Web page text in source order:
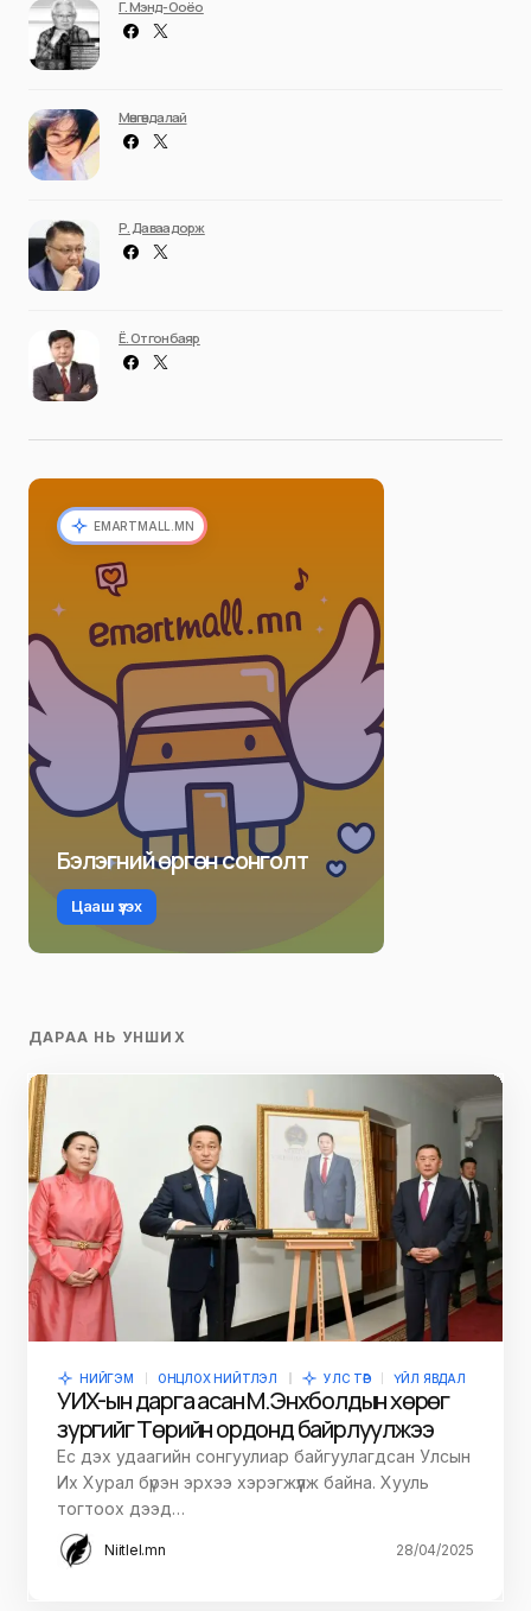
Г. Мэнд-Ооёо
Мөнгөндалай
Р. Даваадорж
Ё. Отгонбаяр
EMARTMALL.MN
Бэлэгний өргөн сонголт
Цааш үзэх
ДАРАА НЬ УНШИХ
НИЙГЭМ ОНЦЛОХ НИЙТЛЭЛ УЛС ТӨР ҮЙЛ ЯВДАЛ
УИХ-ын дарга асан М.Энхболдын хөрөг
зургийг Төрийн ордонд байрлуулжээ
Ес дэх удаагийн сонгуулиар байгуулагдсан Улсын
Их Хурал бүрэн эрхээ хэрэгжүүлж байна. Хууль
тогтоох дээд…
Niitlel.mn 28/04/2025